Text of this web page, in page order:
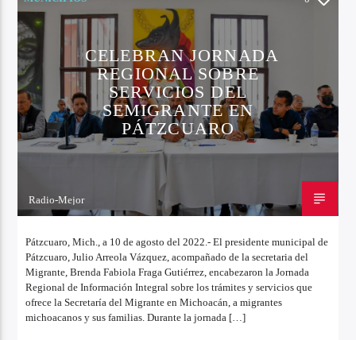
CELEBRAN JORNADA
REGIONAL SOBRE
SERVICIOS DEL
SEMIGRANTE EN
PÁTZCUARO
Radio-Mejor
Pátzcuaro, Mich., a 10 de agosto del 2022.- El presidente municipal de
Pátzcuaro, Julio Arreola Vázquez, acompañado de la secretaria del
Migrante, Brenda Fabiola Fraga Gutiérrez, encabezaron la Jornada
Regional de Información Integral sobre los trámites y servicios que
ofrece la Secretaría del Migrante en Michoacán, a migrantes
michoacanos y sus familias. Durante la jornada […]